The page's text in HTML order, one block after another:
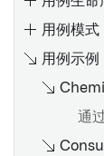
向
源
项
阶
阶
用例模式
用例示例
通